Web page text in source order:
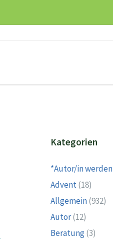
Kategorien
*Autor/in werden
Advent(18)
Allgemein(932)
Autor(12)
Beratung(3)